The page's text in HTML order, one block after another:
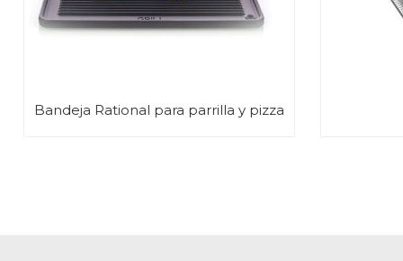
Bandeja Rational para parrilla y pizza